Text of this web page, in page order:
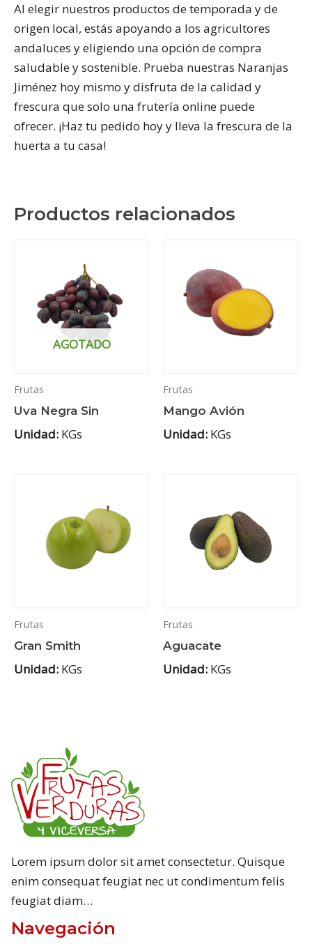
Al elegir nuestros productos de temporada y de
origen local, estás apoyando a los agricultores
andaluces y eligiendo una opción de compra
saludable y sostenible. Prueba nuestras Naranjas
Jiménez hoy mismo y disfruta de la calidad y
frescura que solo una frutería online puede
ofrecer. ¡Haz tu pedido hoy y lleva la frescura de la
huerta a tu casa!
Productos relacionados
AGOTADO
Frutas
Uva Negra Sin
Unidad: KGs
Frutas
Mango Avión
Unidad: KGs
Frutas
Gran Smith
Unidad: KGs
Frutas
Aguacate
Unidad: KGs
Lorem ipsum dolor sit amet consectetur. Quisque
enim consequat feugiat nec ut condimentum felis
feugiat diam…
Navegación